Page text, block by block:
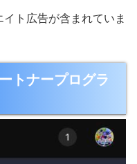
ト広告が含まれていま
トナープログラ